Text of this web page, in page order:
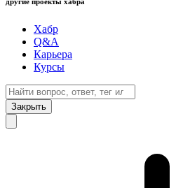
Хабр
Q&A
Карьера
Курсы
Закрыть